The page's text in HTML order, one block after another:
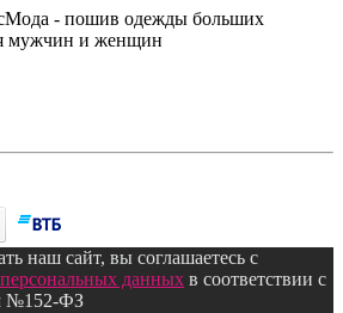
- пошив одежды больших
мужчин и женщин
наш сайт, вы соглашаетесь с
данных в соответствии с
№152-ФЗ